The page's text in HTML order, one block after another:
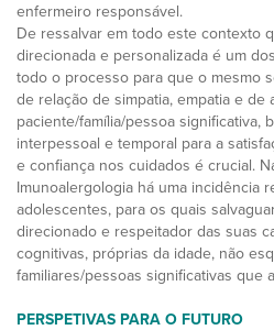
enfermeiro responsável.
De ressalvar em todo este contexto
direcionada e personalizada é um
todo o processo para que o mesmo
de relação de simpatia, empatia e de
paciente/família/pessoa significativa,
interpessoal e temporal para a
e confiança nos cuidados é crucial.
Imunoalergologia há uma incidência
adolescentes, para os quais
direcionado e respeitador das suas
cognitivas, próprias da idade, não
familiares/pessoas significativas que
PERSPETIVAS PARA O FUTURO